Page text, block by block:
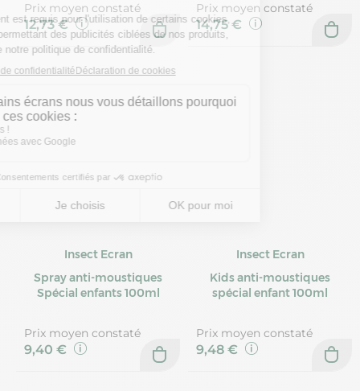
Prix moyen constaté
12,73 €
Prix moyen constaté
14,75 €
Insect Ecran
Spray anti-moustiques
Spécial enfants 100ml
Prix moyen constaté
9,40 €
Insect Ecran
Kids anti-moustiques
spécial enfant 100ml
Prix moyen constaté
9,48 €